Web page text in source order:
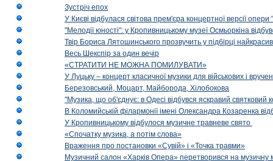
Зустріч епох
У Києві відбулася світова прем'єра концертної версії
"Мелодії юності": у Кропивницькому музеї Осмьоркіна
Твір Бориса Лятошинського прозвучить у підбірці
Весь Шекспір за один вечір
«СТРАТИТИ НЕ МОЖНА ПОМИЛУВАТИ»
У Луцьку – концерт класичної музики для військових і
Березовський, Моцарт, Майборода, Хілобокова
"Музика, що об'єднує: в Одесі відбувся яскравий
В Коломийській філармонії імені Олександра Козаренка
У Кропивницькому відбулося музичне травневе свято
«Спочатку музика, а потім слова»
Враження про постановки «Сувій» і «Точка травми»
Музичний салон «Харків Опера» перетворився на музичну